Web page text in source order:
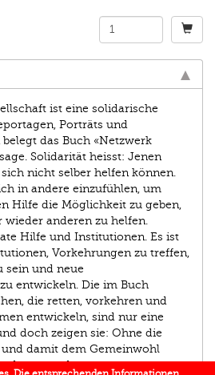
ist eine solidarische
Porträts und
das Buch «Netzwerk
Solidarität heisst: Jenen
nicht selber helfen können.
in andere einzufühlen, um
Hilfe die Möglichkeit zu geben,
anderen zu helfen.
Hilfe und Institutionen. Es ist
Vorkehrungen zu treffen,
sein und neue
entwickeln. Die im Buch
die retten, vorkehren und
entwickeln, sind nur eine
doch zeigen sie: Ohne die
damit dem Gemeinwohl
ganz anders.